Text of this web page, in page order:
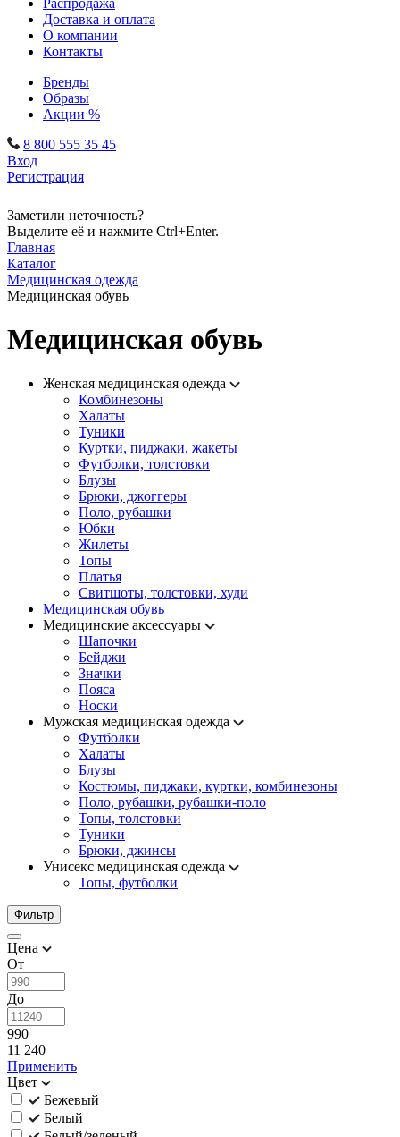
Распродажа
Доставка и оплата
О компании
Контакты
Бренды
Образы
Акции %
8 800 555 35 45
Вход
Регистрация
Заметили неточность?
Выделите её и нажмите Ctrl+Enter.
Главная
Каталог
Медицинская одежда
Медицинская обувь
Медицинская обувь
Женская медицинская одежда
Комбинезоны
Халаты
Туники
Куртки, пиджаки, жакеты
Футболки, толстовки
Блузы
Брюки, джоггеры
Поло, рубашки
Юбки
Жилеты
Топы
Платья
Свитшоты, толстовки, худи
Медицинская обувь
Медицинские аксессуары
Шапочки
Бейджи
Значки
Пояса
Носки
Мужская медицинская одежда
Футболки
Халаты
Блузы
Костюмы, пиджаки, куртки, комбинезоны
Поло, рубашки, рубашки-поло
Топы, толстовки
Туники
Брюки, джинсы
Унисекс медицинская одежда
Топы, футболки
Фильтр
Цена
От
До
990
11 240
Применить
Цвет
Бежевый
Белый